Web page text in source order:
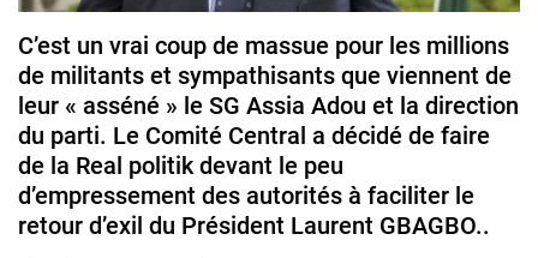
C’est un vrai coup de massue pour les millions
de militants et sympathisants que viennent de
leur « asséné » le SG Assia Adou et la direction
du parti. Le Comité Central a décidé de faire
de la Real politik devant le peu
d’empressement des autorités à faciliter le
retour d’exil du Président Laurent GBAGBO..